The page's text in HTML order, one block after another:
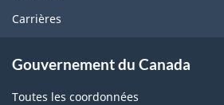
Carrières
Gouvernement du Canada
Toutes les coordonnées